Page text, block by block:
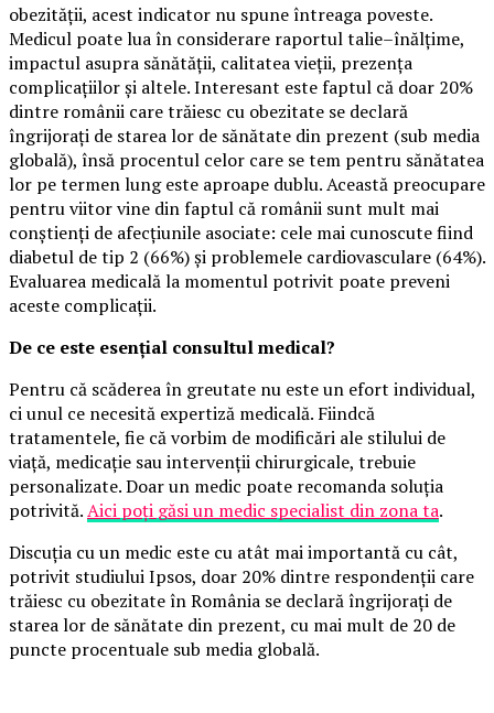
obezității, acest indicator nu spune întreaga poveste.
Medicul poate lua în considerare raportul talie–înălțime,
impactul asupra sănătății, calitatea vieții, prezența
complicațiilor și altele. Interesant este faptul că doar 20%
dintre românii care trăiesc cu obezitate se declară
îngrijorați de starea lor de sănătate din prezent (sub media
globală), însă procentul celor care se tem pentru sănătatea
lor pe termen lung este aproape dublu. Această preocupare
pentru viitor vine din faptul că românii sunt mult mai
conștienți de afecțiunile asociate: cele mai cunoscute fiind
diabetul de tip 2 (66%) și problemele cardiovasculare (64%).
Evaluarea medicală la momentul potrivit poate preveni
aceste complicații.
De ce este esențial consultul medical?
Pentru că scăderea în greutate nu este un efort individual,
ci unul ce necesită expertiză medicală. Fiindcă
tratamentele, fie că vorbim de modificări ale stilului de
viață, medicație sau intervenții chirurgicale, trebuie
personalizate. Doar un medic poate recomanda soluția
potrivită.Aici poți găsi un medic specialist din zona ta.
Discuția cu un medic este cu atât mai importantă cu cât,
potrivit studiului Ipsos, doar 20% dintre respondenții care
trăiesc cu obezitate în România se declară îngrijorați de
starea lor de sănătate din prezent, cu mai mult de 20 de
puncte procentuale sub media globală.